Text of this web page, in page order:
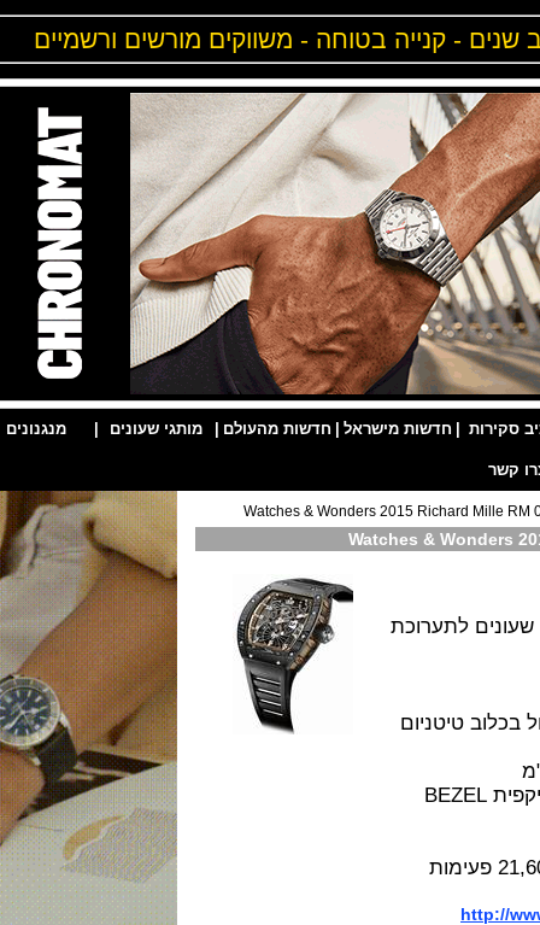
- קנייה בטוחה - משווקים מורשים ורשמיים
| חדשות מישראל | חדשות מהעולם | מותגי שעונים | מנגנונים |
מנפיקה מהדורה של 8 שעונים לתערוכת
טיטניום
גוף השעון הפנימי בנוי זהב מלא 18K והטבעת ההיקפית BEZEL
ידנית מכיל 28 אבני רובי, פועם 21,600 פעימות